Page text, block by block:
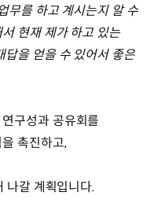
무를 하고 계시는지 알 수
현재 제가 하고 있는
을 얻을 수 있어서 좋은
구성과 공유회를
촉진하고,
나갈 계획입니다.